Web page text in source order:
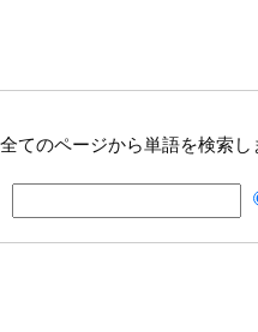
全てのページから単語を検索